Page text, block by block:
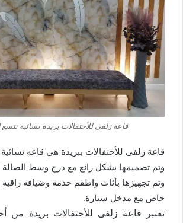
قاعة زلفى للأحتفالات بريدة نسائية تتسع ل٩٠
قاعة زلفى للأحتفالات ببريدة هي قاعه
وتم تصميمها بشكل رائع مع درج وسط الصالة
وتم تجهيزها بأثاث واطقم خدمة وضيافة راقية
خاص مع مدخل سيارة.
تعتبر قاعة زلفى للأحتفالات بريدة من